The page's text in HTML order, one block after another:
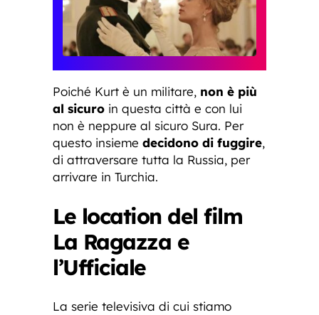
Poiché Kurt è un militare, non è più
al sicuro in questa città e con lui
non è neppure al sicuro Sura. Per
questo insieme decidono di fuggire,
di attraversare tutta la Russia, per
arrivare in Turchia.
Le location del film
La Ragazza e
l’Ufficiale
La serie televisiva di cui stiamo